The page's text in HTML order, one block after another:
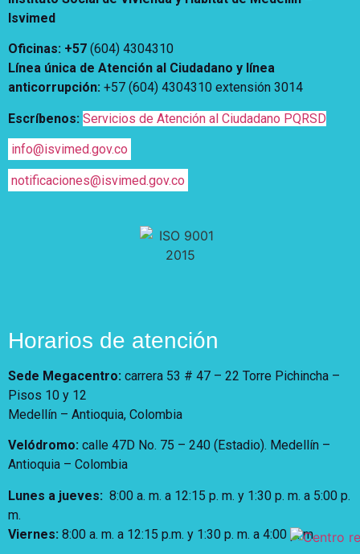
Vivienda Nueva
familiar
Titulación
Arrendamiento temporal
Reconocimiento de
Edificaciones – C0
Acompañamiento Social
OPV-JVC
Convocatorias
Nosotros
¿Qué es el ISVIMED?
Rendición de cuentas
Directorio de servidores
Encuesta de Percepción
A+ A A-
Centro de relevo
Isvimed
Oficinas: +57 (604) 4304310
Línea única de Atención al Ciudadano y línea
anticorrupción: +57 (604) 4304310 extensión 3014
Escríbenos: Servicios de Atención al Ciudadano PQRSD
info@isvimed.gov.co
notificaciones@isvimed.gov.co
Horarios de atención
Sede Megacentro: carrera 53 # 47 – 22 Torre Pichincha –
Pisos 10 y 12
Medellín – Antioquia, Colombia
Velódromo: calle 47D No. 75 – 240 (Estadio). Medellín –
Antioquia – Colombia
Lunes a jueves: 8:00 a. m. a 12:15 p. m. y 1:30 p. m. a 5:00 p.
m.
Viernes: 8:00 a. m. a 12:15 p.m. y 1:30 p. m. a 4:00 p. m